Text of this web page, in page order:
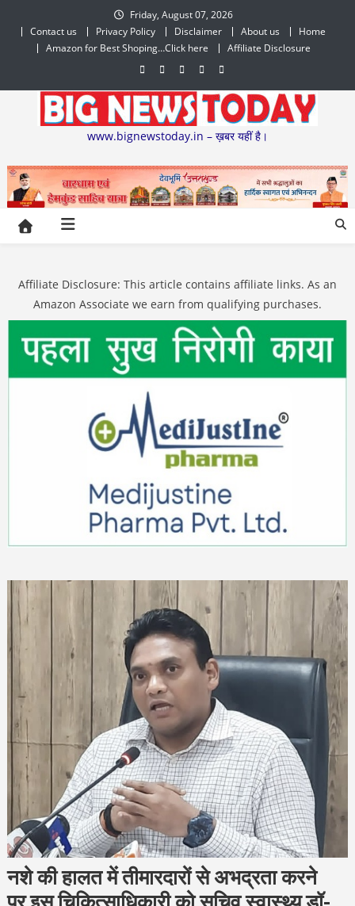
content
Friday, August 07, 2026
Contact us
Privacy Policy Disclaimer About us
Home
Amazon for Best Shoping…Click here
Affiliate Disclosure
www.bignewstoday.in – ख़बर यहीं है।
Affiliate Disclosure: This article contains affiliate links. As an
Amazon Associate we earn from qualifying purchases.
नशे की हालत में तीमारदारों से अभद्रता करने